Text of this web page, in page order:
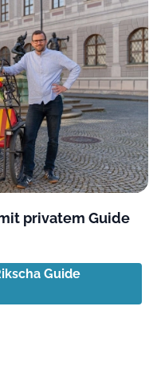
privatem Guide
Guide